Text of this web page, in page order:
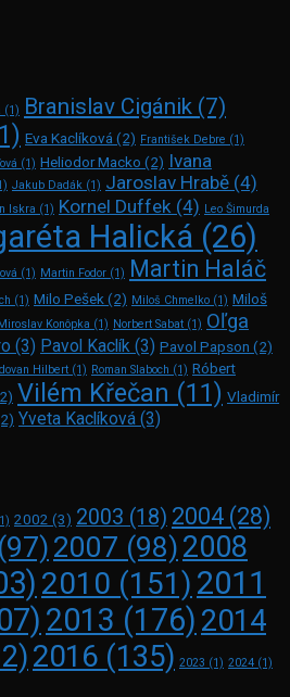
(1) Branislav Cigánik (7)
Eva Kaclíková(2) František Debre (1)
(1) Heliodor Macko (2) Ivana
Jakub Dadák (1) Jaroslav Hrabě (4)
Iskra (1) Kornel Duffek (4) Leo Šimurda
Halická (26)
(1) Martin Fodor (1)
Martin Haláč
(1) Milo Pešek(2) Miloš Chmelko (1) Miloš
Miroslav Konôpka (1) Norbert Sabat (1) Oľga
(3) Pavol Kaclík (3) Pavol Papson (2)
Hilbert (1) Roman Slaboch (1) Róbert
Vilém Křečan (11) Vladimír
Yveta Kaclíková (3)
2002 (3) 2003 (18) 2004 (28)
(97) 2007 (98) 2008
2010 (151) 2011
2013 (176) 2014
2016 (135) 2023 (1) 2024 (1)